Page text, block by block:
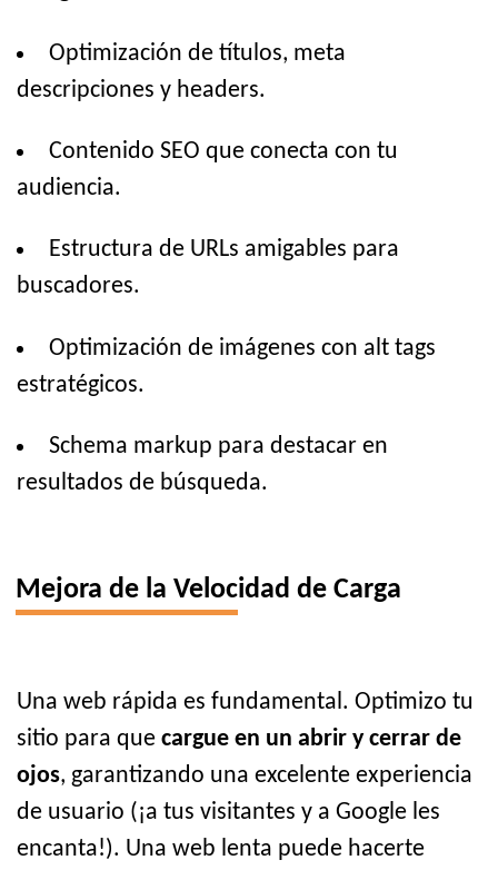
Optimización de títulos, meta
descripciones y headers.
Contenido SEO que conecta con tu
audiencia.
Estructura de URLs amigables para
buscadores.
Optimización de imágenes con alt tags
estratégicos.
Schema markup para destacar en
resultados de búsqueda.
Mejora de la Velocidad de Carga
Una web rápida es fundamental. Optimizo tu
sitio para que cargue en un abrir y cerrar de
ojos, garantizando una excelente experiencia
de usuario (¡a tus visitantes y a Google les
encanta!). Una web lenta puede hacerte